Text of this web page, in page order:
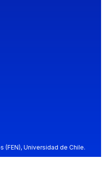
(FEN), Universidad de Chile.